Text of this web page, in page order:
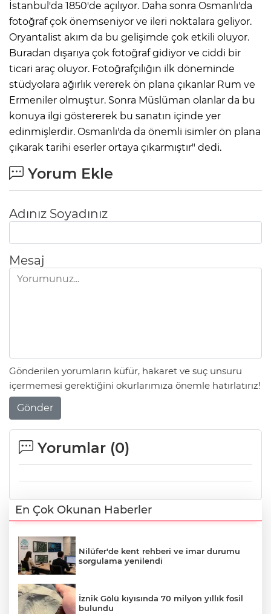
İstanbul'da 1850'de açılıyor. Daha sonra Osmanlı'da
fotoğraf çok önemseniyor ve ileri noktalara geliyor.
Oryantalist akım da bu gelişimde çok etkili oluyor.
Buradan dışarıya çok fotoğraf gidiyor ve ciddi bir
ticari araç oluyor. Fotoğrafçılığın ilk döneminde
stüdyolara ağırlık vererek ön plana çıkanlar Rum ve
Ermeniler olmuştur. Sonra Müslüman olanlar da bu
konuya ilgi göstererek bu sanatın içinde yer
edinmişlerdir. Osmanlı'da da önemli isimler ön plana
çıkarak tarihi eserler ortaya çıkarmıştır" dedi.
Yorum Ekle
Adınız Soyadınız
Mesaj
Gönderilen yorumların küfür, hakaret ve suç unsuru
içermemesi gerektiğini okurlarımıza önemle hatırlatırız!
Gönder
Yorumlar (0)
En Çok Okunan Haberler
Nilüfer'de kent rehberi ve imar durumu
sorgulama yenilendi
İznik Gölü kıyısında 70 milyon yıllık fosil
bulundu